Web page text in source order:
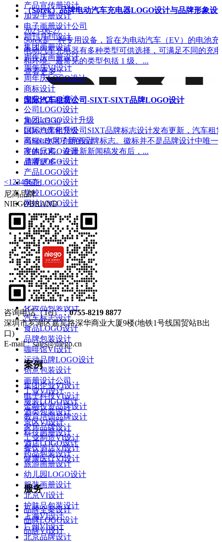
产品宣传册设计
加盟手册设计
电子画册设计公司
期刊月刊设计
集团画册设计
周年庆画册设计
周年庆VI设计
周年庆LOGO设计
商标设计
专业LOGO设计
公司LOGO设计
集团LOGO设计升级
LOGO优化升级
高端LOGO创意设计
字体LOGO设计
品牌LOGO设计
产品LOGO设计
电商LOGO设计
学校LOGO设计
网站LOGO设计
食品包装设计
奶茶果汁品牌VI设计
深圳品牌策划
企业LOGO设计
茶饮包装设计
品牌画册设计
宣传画册设计
专业画册设计
高端画册设计
化妆品包装设计
汽车标志设计
食品LOGO设计
品牌包装设计
咖啡馆VI设计
运动品牌LOGO设计
创意包装设计
画册设计公司
工业VI设计
服装LOGO设计
酒类包装设计
景区VI设计
科技画册设计
酒店LOGO设计
药品包装设计
旅游画册设计
幼儿园LOGO设计
服装画册设计
北京VI设计
护肤品包装设计
上海VI设计
广州VI设计
北京品牌设计
（Sorek）品牌电动汽车充电器LOGO设计与品牌形象设
2023-06-27
Sorek是一种专用设备，旨在为电动汽车（EV）的电池充
电动汽车充电器有多种类型可供选择，可满足不同的充
和环境。最常见的类型包括 1 级、...
查看更多 +
国际汽车租赁公司-SIXT-SIXT品牌LOGO设计
2023-05-30
国际汽车租赁公司SIXT品牌标志设计发布更新，汽车租
司Sixt改用了新的品牌标志。徽标并不是品牌设计中唯一
改的元素。在最新新闻稿发布后，...
查看更多 +
<1 234567>
尼高品牌
NIEGOBRAND
咨询电话（Tel）：0755-8219 8877
深圳市罗湖区嘉宾路深华商业大厦9楼(地铁1号线国贸站B出
口)
E-mail：sales@niego.cn
案例
集团企业VI设计
电子科技VI设计
金融投资品牌设计
教育培训品牌设计
家居品牌设计
工业制造VI设计
餐饮酒店VI设计
健康医疗VI设计
服务
品牌全案设计
品牌LOGO设计
品牌VI设计